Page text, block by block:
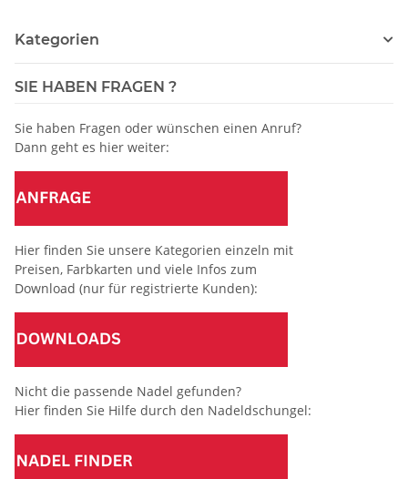
Kategorien
SIE HABEN FRAGEN ?
Sie haben Fragen oder wünschen einen Anruf?
Dann geht es hier weiter:
Hier finden Sie unsere Kategorien einzeln mit
Preisen, Farbkarten und viele Infos zum
Download (nur für registrierte Kunden):
Nicht die passende Nadel gefunden?
Hier finden Sie Hilfe durch den Nadeldschungel: